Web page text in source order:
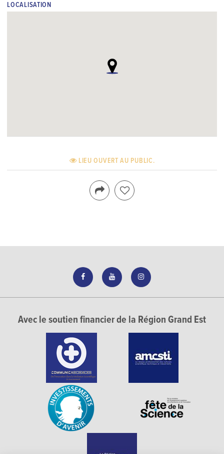
LOCALISATION
LIEU OUVERT AU PUBLIC.
Avec le soutien financier de la Région Grand Est